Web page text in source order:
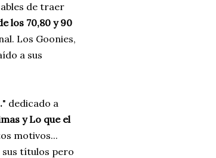
de traer
los 70,80 y 90
Los Goonies,
a sus
" dedicado a
y Lo que el
motivos...
sus títulos pero